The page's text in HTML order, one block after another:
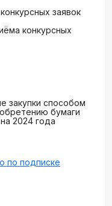
заявок
конкурсных
закупки способом
бумаги
2024 года
по подписке